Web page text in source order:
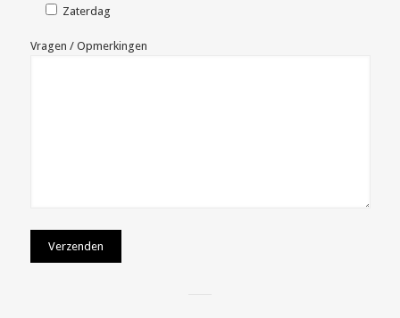
Zaterdag
Vragen / Opmerkingen